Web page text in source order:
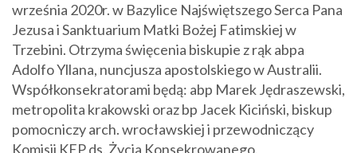
września 2020r. w Bazylice Najświętszego Serca Pana
Jezusa i Sanktuarium Matki Bożej Fatimskiej w
Trzebini. Otrzyma święcenia biskupie z rąk abpa
Adolfo Yllana, nuncjusza apostolskiego w Australii.
Współkonsekratorami będą: abp Marek Jędraszewski,
metropolita krakowski oraz bp Jacek Kiciński, biskup
pomocniczy arch. wrocławskiej i przewodniczący
Komisji KEP ds. Życia Konsekrowanego.